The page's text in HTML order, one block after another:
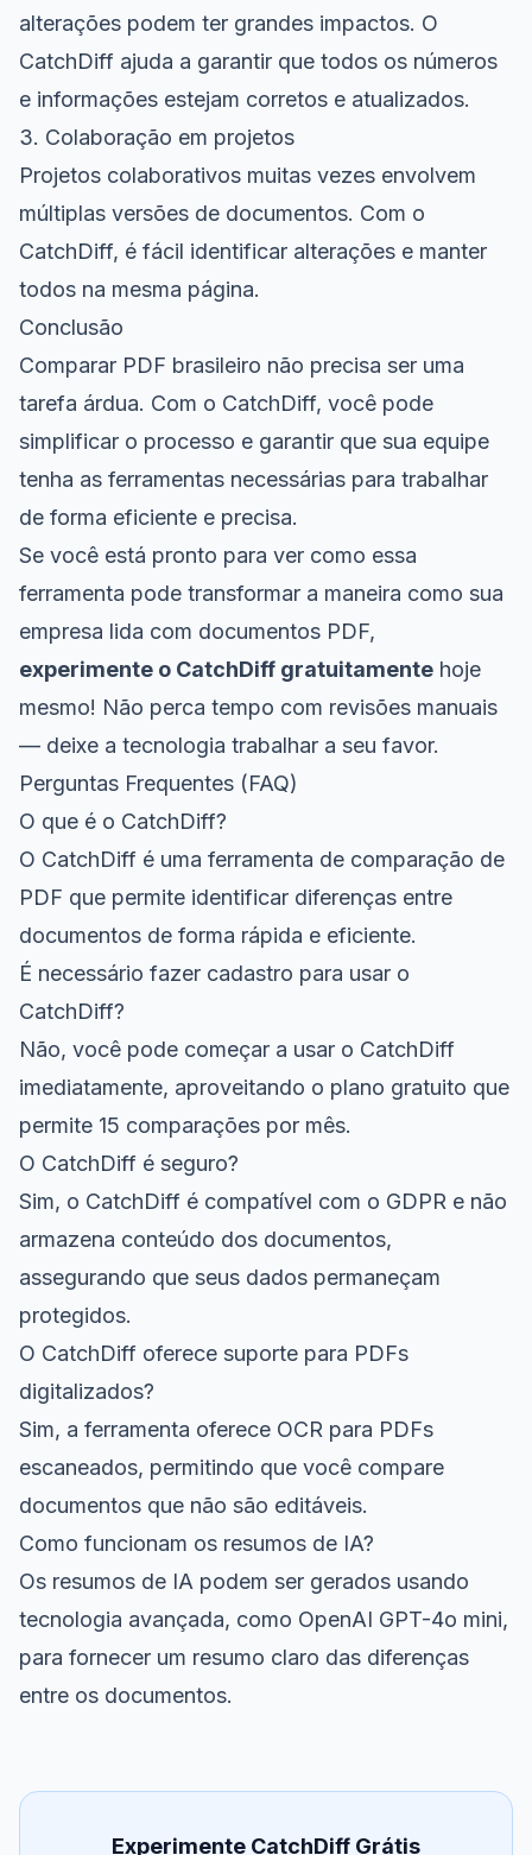
alterações podem ter grandes impactos. O
CatchDiff ajuda a garantir que todos os números
e informações estejam corretos e atualizados.
3. Colaboração em projetos
Projetos colaborativos muitas vezes envolvem
múltiplas versões de documentos. Com o
CatchDiff, é fácil identificar alterações e manter
todos na mesma página.
Conclusão
Comparar PDF brasileiro não precisa ser uma
tarefa árdua. Com o CatchDiff, você pode
simplificar o processo e garantir que sua equipe
tenha as ferramentas necessárias para trabalhar
de forma eficiente e precisa.
Se você está pronto para ver como essa
ferramenta pode transformar a maneira como sua
empresa lida com documentos PDF,
experimente o CatchDiff gratuitamente hoje
mesmo! Não perca tempo com revisões manuais
— deixe a tecnologia trabalhar a seu favor.
Perguntas Frequentes (FAQ)
O que é o CatchDiff?
O CatchDiff é uma ferramenta de comparação de
PDF que permite identificar diferenças entre
documentos de forma rápida e eficiente.
É necessário fazer cadastro para usar o
CatchDiff?
Não, você pode começar a usar o CatchDiff
imediatamente, aproveitando o plano gratuito que
permite 15 comparações por mês.
O CatchDiff é seguro?
Sim, o CatchDiff é compatível com o GDPR e não
armazena conteúdo dos documentos,
assegurando que seus dados permaneçam
protegidos.
O CatchDiff oferece suporte para PDFs
digitalizados?
Sim, a ferramenta oferece OCR para PDFs
escaneados, permitindo que você compare
documentos que não são editáveis.
Como funcionam os resumos de IA?
Os resumos de IA podem ser gerados usando
tecnologia avançada, como OpenAI GPT-4o mini,
para fornecer um resumo claro das diferenças
entre os documentos.
Experimente CatchDiff Grátis